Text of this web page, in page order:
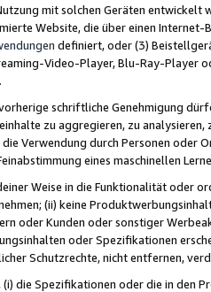
mit solchen Geräten
Website, die über einen
definiert, oder (3)
Video-Player, Blu-Ray-Player
schriftliche Genehmigung
zu aggregieren, zu
Verwendung durch Personen
eines maschinellen
Weise in die Funktionalität oder
(ii) keine
oder Kunden oder sonstiger
oder Spezifikationen
Schutzrechte, nicht entfernen,
(i) die Spezifikationen oder die in